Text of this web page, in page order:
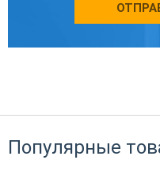
Популярные